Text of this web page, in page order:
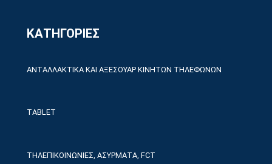
ΚΑΤΗΓΟΡΙΕΣ
ΑΝΤΑΛΛΑΚΤΙΚΑ ΚΑΙ ΑΞΕΣΟΥΑΡ ΚΙΝΗΤΩΝ ΤΗΛΕΦΩΝΩΝ
TABLET
ΤΗΛΕΠΙΚΟΙΝΩΝΙΕΣ, ΑΣΥΡΜΑΤΑ, FCT